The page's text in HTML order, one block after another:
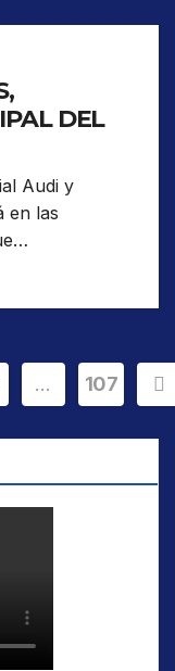
DEL
Audi y
en las
… 107